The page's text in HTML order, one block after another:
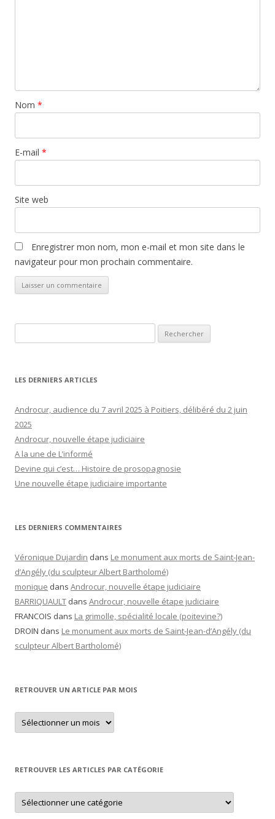
Nom *
E-mail *
Site web
Enregistrer mon nom, mon e-mail et mon site dans le
navigateur pour mon prochain commentaire.
LES DERNIERS ARTICLES
Androcur, audience du 7 avril 2025 à Poitiers, délibéré du 2 juin
2025
Androcur, nouvelle étape judiciaire
A la une de L’informé
Devine qui c’est… Histoire de prosopagnosie
Une nouvelle étape judiciaire importante
LES DERNIERS COMMENTAIRES
Véronique Dujardin dans Le monument aux morts de Saint-Jean-
d’Angély (du sculpteur Albert Bartholomé)
monique dans Androcur, nouvelle étape judiciaire
BARRIQUAULT dans Androcur, nouvelle étape judiciaire
FRANCOIS dans La grimolle, spécialité locale (poitevine?)
DROIN dans Le monument aux morts de Saint-Jean-d’Angély (du
sculpteur Albert Bartholomé)
RETROUVER UN ARTICLE PAR MOIS
Retrouver
un
article
RETROUVER LES ARTICLES PAR CATÉGORIE
Retrouver
les
articles